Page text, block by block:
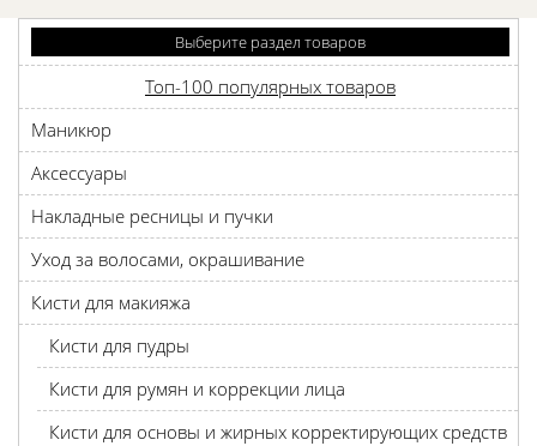
Выберите раздел товаров
Топ-100 популярных товаров
Маникюр
Аксессуары
Накладные ресницы и пучки
Уход за волосами, окрашивание
Кисти для макияжа
Кисти для пудры
Кисти для румян и коррекции лица
Кисти для основы и жирных корректирующих средств